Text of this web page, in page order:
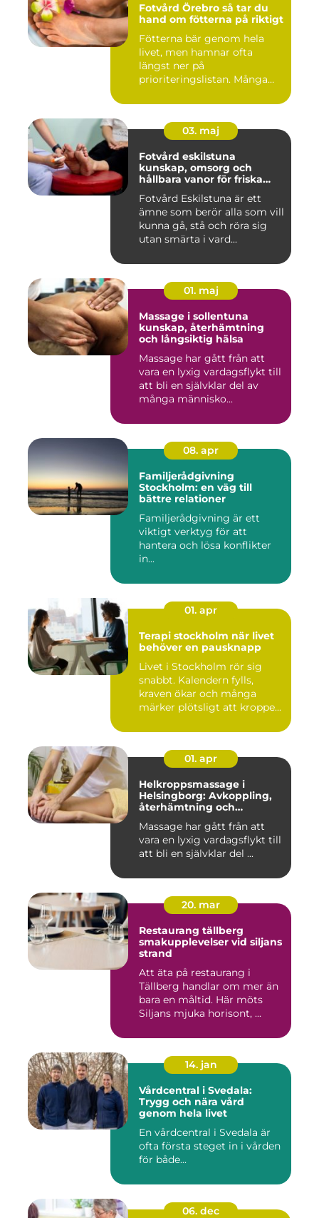
Fotvård Örebro så tar du
hand om fötterna på riktigt
Fötterna bär genom hela
livet, men hamnar ofta
längst ner på
prioriteringslistan. Många
03. maj
Fotvård eskilstuna
kunskap, omsorg och
hållbara vanor för friska
Fotvård Eskilstuna är ett
ämne som berör alla som vill
kunna gå, stå och röra sig
utan smärta i vard...
01. maj
Massage i sollentuna
kunskap, återhämtning
och långsiktig hälsa
Massage har gått från att
vara en lyxig vardagsflykt till
att bli en självklar del av
många människo...
08. apr
Familjerådgivning
Stockholm: en väg till
bättre relationer
Familjerådgivning är ett
viktigt verktyg för att
hantera och lösa konflikter
in...
01. apr
Terapi stockholm när livet
behöver en pausknapp
Livet i Stockholm rör sig
snabbt. Kalendern fylls,
kraven ökar och många
märker plötsligt att kroppe...
01. apr
Helkroppsmassage i
Helsingborg: Avkoppling,
återhämtning och
Massage har gått från att
vara en lyxig vardagsflykt till
att bli en självklar del ...
20. mar
Restaurang tällberg
smakupplevelser vid siljans
strand
Att äta på restaurang i
Tällberg handlar om mer än
bara en måltid. Här möts
Siljans mjuka horisont, ...
14. jan
Vårdcentral i Svedala:
Trygg och nära vård
genom hela livet
En vårdcentral i Svedala är
ofta första steget in i vården
för både...
06. dec